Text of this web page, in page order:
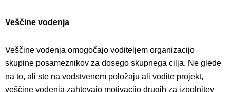
Veščine vodenja
Veščine vodenja omogočajo voditeljem organizacijo
skupine posameznikov za dosego skupnega cilja. Ne glede
na to, ali ste na vodstvenem položaju ali vodite projekt,
veščine vodenja zahtevajo motivacijo drugih za izpolnitev